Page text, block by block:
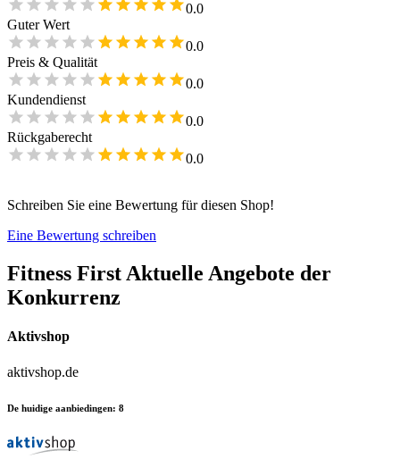
0.0
Guter Wert
0.0
Preis & Qualität
0.0
Kundendienst
0.0
Rückgaberecht
0.0
Schreiben Sie eine Bewertung für diesen Shop!
Eine Bewertung schreiben
Fitness First Aktuelle Angebote der
Konkurrenz
Aktivshop
aktivshop.de
De huidige aanbiedingen: 8